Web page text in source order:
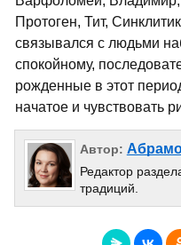
Протоген, Тит,
связывался с людьми
спокойному,
рожденные в этот
начатое и чувствовать
Автор:
Редактор
традиций.